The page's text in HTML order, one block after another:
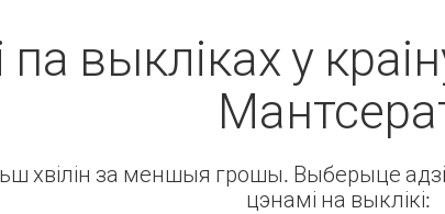
па выкліках у
хвілін за меншыя грошы. Выберыце
цэнамі на выклікі: